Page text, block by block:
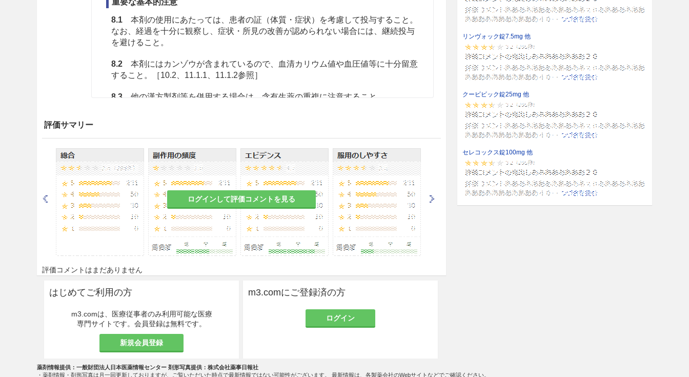
8.1本剤の使用にあたっては、患者の証（体質・症状）を考慮して投与すること。
なお、経過を十分に観察し、症状・所見の改善が認められない場合には、継続投与
を避けること。
8.2本剤にはカンゾウが含まれているので、血清カリウム値や血圧値等に十分留意
すること。［10.2、11.1.1、11.1.2参照］
8.3 他の漢方製剤等を併用する場合は、含有生薬の重複に注意すること。
9.1 合併症・既往歴等のある患者
9.1.1 病後の衰弱期、著しく体力の衰えている患者
副作用があらわれやすくなり、その症状が増強されるおそれがある。
9.1.2 胃腸の虚弱な患者
食欲不振、胃部不快感、悪心、嘔吐、軟便、下痢等があらわれることがある。
9.1.3 食欲不振、悪心、嘔吐のある患者
これらの症状が悪化するおそれがある。
9.1.4 発汗傾向の著しい患者
発汗過多、全身脱力感等があらわれるおそれがある。
9.1.5 狭心症、心筋梗塞等の循環器系の障害のある患者、又はその既往歴のある
患者
当該疾患及びその症状が悪化するおそれがある。
評価サマリー
ログインして評価コメントを見る
評価コメントはまだありません
はじめてご利用の方
m3.comは、医療従事者のみ利用可能な医療
専門サイトです。会員登録は無料です。
新規会員登録
m3.comにご登録済の方
ログイン
リンヴォック錠7.5mg 他
クービビック錠25mg 他
セレコックス錠100mg 他
薬剤情報提供：一般財団法人日本医薬情報センター 剤形写真提供：株式会社薬事日報社
・薬剤情報・剤形写真は月一回更新しておりますが、ご覧いただいた時点で最新情報ではない可能性がございます。 最新情報は、各製薬会社のWebサイトなどでご確認ください。